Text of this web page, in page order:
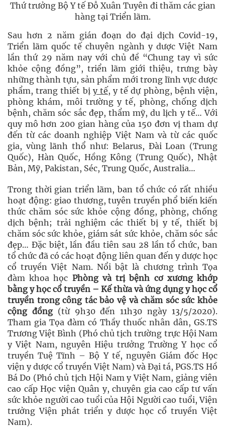
Thứ trưởng Bộ Y tế Đỗ Xuân Tuyên đi thăm các gian
hàng tại Triển lãm.
Sau hơn 2 năm gián đoạn do đại dịch Covid-19,
Triển lãm quốc tế chuyên ngành y dược Việt Nam
lần thứ 29 năm nay với chủ đề “Chung tay vì sức
khỏe cộng đồng”, triển lãm giới thiệu, trưng bày
những thành tựu, sản phẩm mới trong lĩnh vực dược
phẩm, trang thiết bị y tế, y tế dự phòng, bệnh viện,
phòng khám, môi trường y tế, phòng, chống dịch
bệnh, chăm sóc sắc đẹp, thẩm mỹ, du lịch y tế… Với
quy mô hơn 200 gian hàng của 150 đơn vị tham dự
đến từ các doanh nghiệp Việt Nam và từ các quốc
gia, vùng lãnh thổ như: Belarus, Đài Loan (Trung
Quốc), Hàn Quốc, Hồng Kông (Trung Quốc), Nhật
Bản, Mỹ, Pakistan, Séc, Trung Quốc, Australia…
Trong thời gian triển lãm, ban tổ chức có rất nhiều
hoạt động: giao thương, tuyên truyền phổ biến kiến
thức chăm sóc sức khỏe cộng đồng, phòng, chống
dịch bệnh; trải nghiệm các thiết bị y tế, thiết bị
chăm sóc sức khỏe, giám sát sức khỏe, chăm sóc sắc
đẹp… Đặc biệt, lần đầu tiên sau 28 lần tổ chức, ban
tổ chức đã có các hoạt động liên quan đến y dược học
cổ truyền Việt Nam. Nổi bật là chương trình Tọa
đàm khoa học Phòng và trị bệnh cơ xương khớp
bằng y học cổ truyền – Kế thừa và ứng dụng y học cổ
truyền trong công tác bảo vệ và chăm sóc sức khỏe
cộng đồng(từ 9h30 đến 11h30 ngày 13/5/2020).
Tham gia Tọa đàm có Thầy thuốc nhân dân, GS.TS
Trương Việt Bình (Phó chủ tịch trường trực Hội Nam
y Việt Nam, nguyên Hiệu trưởng Trường Y học cổ
truyền Tuệ Tĩnh – Bộ Y tế, nguyên Giám đốc Học
viện y dược cổ truyền Việt Nam) và Đại tá, PGS.TS Hồ
Bá Do (Phó chủ tịch Hội Nam y Việt Nam, giảng viên
cao cấp Học viện Quân y, chuyên gia cao cấp tư vấn
sức khỏe người cao tuổi của Hội Người cao tuổi, Viện
trưởng Viện phát triển y dược học cổ truyền Việt
Nam).